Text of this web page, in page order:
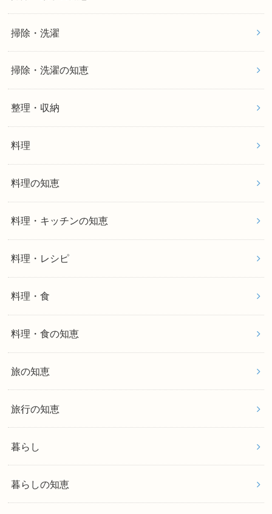
掃除・洗濯
掃除・洗濯の知恵
整理・収納
料理
料理の知恵
料理・キッチンの知恵
料理・レシピ
料理・食
料理・食の知恵
旅の知恵
旅行の知恵
暮らし
暮らしの知恵